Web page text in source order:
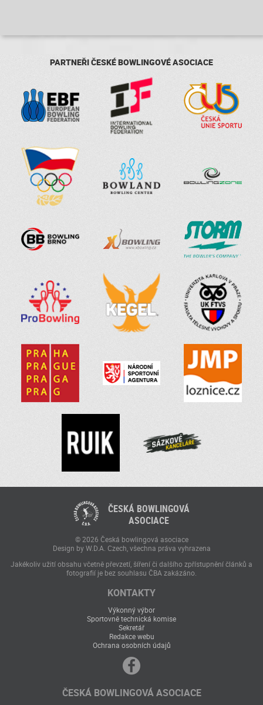
PARTNEŘI ČESKÉ BOWLINGOVÉ ASOCIACE
ČESKÁ BOWLINGOVÁ
ASOCIACE
© 2026 Česká bowlingová asociace
Design by W.D.A. Czech, všechna práva vyhrazena
Jakékoliv užití obsahu včetně převzetí, šíření či dalšího zpřístupnění článků a
fotografií je bez souhlasu ČBA zakázáno.
KONTAKTY
Výkonný výbor
Sportovně technická komise
Sekretář
Redakce webu
Ochrana osobních údajů
ČESKÁ BOWLINGOVÁ ASOCIACE